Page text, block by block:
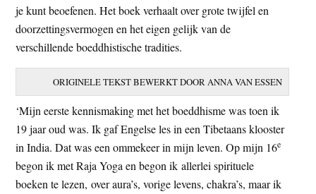
je kunt beoefenen. Het boek verhaalt over grote twijfel en
doorzettingsvermogen en het eigen gelijk van de
verschillende boeddhistische tradities.
ORIGINELE TEKST BEWERKT DOOR ANNA VAN ESSEN
‘Mijn eerste kennismaking met het boeddhisme was toen ik
19 jaar oud was. Ik gaf Engelse les in een Tibetaans klooster
in India. Dat was een ommekeer in mijn leven. Op mijn 16e
begon ik met Raja Yoga en begon ik allerlei spirituele
boeken te lezen, over aura’s, vorige levens, chakra’s, maar ik